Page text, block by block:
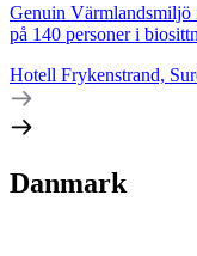
Genuin Värmlandsmiljö
på 140 personer i
Hotell Frykenstrand,
Danmark